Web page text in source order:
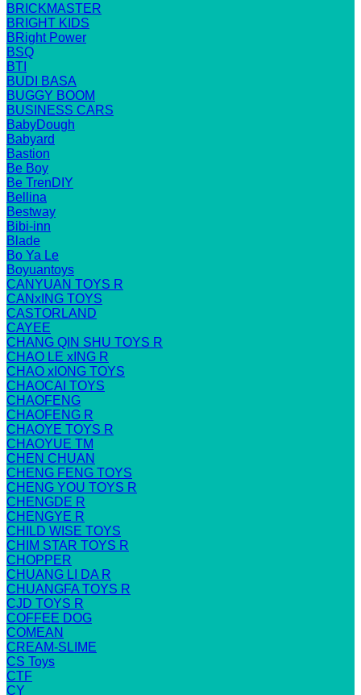
BRICKMASTER
BRIGHT KIDS
BRight Power
BSQ
BTI
BUDI BASA
BUGGY BOOM
BUSINESS CARS
BabyDough
Babyard
Bastion
Be Boy
Be TrenDIY
Bellina
Bestway
Bibi-inn
Blade
Bo Ya Le
Boyuantoys
CANYUAN TOYS R
CANxING TOYS
CASTORLAND
CAYEE
CHANG QIN SHU TOYS R
CHAO LE xING R
CHAO xIONG TOYS
CHAOCAI TOYS
CHAOFENG
CHAOFENG R
CHAOYE TOYS R
CHAOYUE TM
CHEN CHUAN
CHENG FENG TOYS
CHENG YOU TOYS R
CHENGDE R
CHENGYE R
CHILD WISE TOYS
CHIM STAR TOYS R
CHOPPER
CHUANG LI DA R
CHUANGFA TOYS R
CJD TOYS R
COFFEE DOG
COMEAN
CREAM-SLIME
CS Toys
CTF
CY